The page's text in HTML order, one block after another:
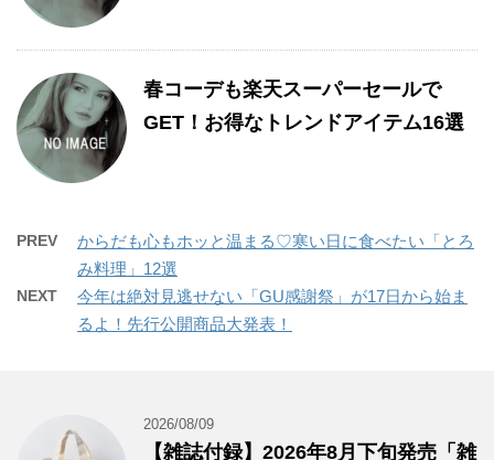
春コーデも楽天スーパーセールで
GET！お得なトレンドアイテム16選
PREV
からだも心もホッと温まる♡寒い日に食べたい「とろ
み料理」12選
NEXT
今年は絶対見逃せない「GU感謝祭」が17日から始ま
るよ！先行公開商品大発表！
2026/08/09
【雑誌付録】2026年8月下旬発売「雑